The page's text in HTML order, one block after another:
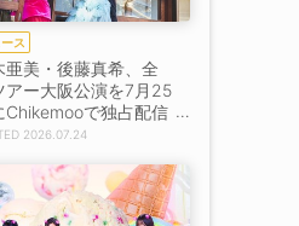
ス
亜美・後藤真希、全
アー大阪公演を7月25
Chikemooで独占配信
！ 2026.07.24